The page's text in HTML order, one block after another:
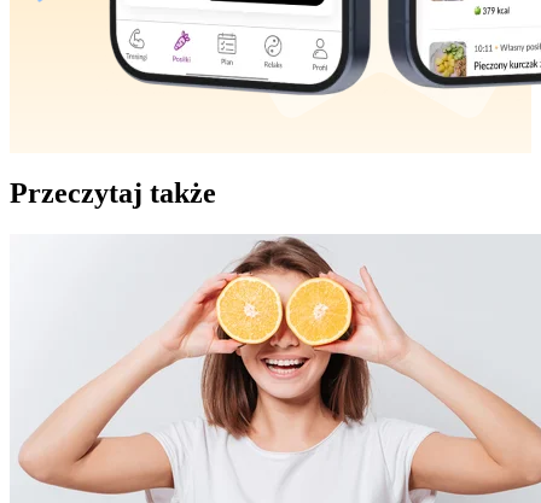
Przeczytaj także